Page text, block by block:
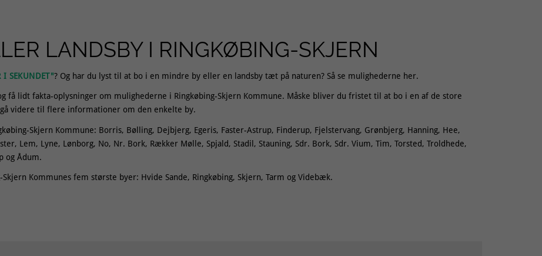
LANDSBY I RINGKØBING-SKJERN
I SEKUNDET"? Og har du lyst til at bo i en mindre by eller en landsby tæt på naturen? Så se mulighederne her.
få lidt fakta-oplysninger om mulighederne i Ringkøbing-Skjern Kommune. Måske bliver du fristet til at bo i en af de store
videre til flere informationer om den enkelte by.
Skjern Kommune: Borris, Bølling, Dejbjerg, Egeris, Faster-Astrup, Finderup, Fjelstervang, Grønbjerg, Hanning, Hee,
Lem, Lyne, Lønborg, No, Nr. Bork, Rækker Mølle, Spjald, Stadil, Stauning, Sdr. Bork, Sdr. Vium, Tim, Torsted, Troldhede,
og Ådum.
Kommunes fem største byer: Hvide Sande, Ringkøbing, Skjern, Tarm og Videbæk.